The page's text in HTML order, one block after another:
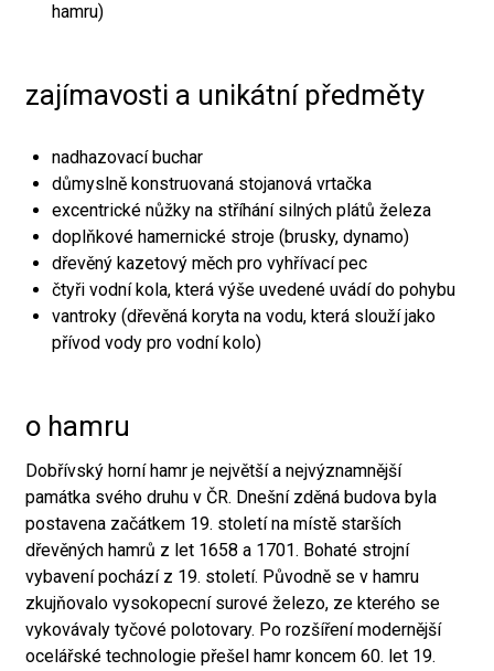
hamru)
zajímavosti a unikátní předměty
nadhazovací buchar
důmyslně konstruovaná stojanová vrtačka
excentrické nůžky na stříhání silných plátů železa
doplňkové hamernické stroje (brusky, dynamo)
dřevěný kazetový měch pro vyhřívací pec
čtyři vodní kola, která výše uvedené uvádí do pohybu
vantroky (dřevěná koryta na vodu, která slouží jako
přívod vody pro vodní kolo)
o hamru
Dobřívský horní hamr je největší a nejvýznamnější
památka svého druhu v ČR. Dnešní zděná budova byla
postavena začátkem 19. století na místě starších
dřevěných hamrů z let 1658 a 1701. Bohaté strojní
vybavení pochází z 19. století. Původně se v hamru
zkujňovalo vysokopecní surové železo, ze kterého se
vykovávaly tyčové polotovary. Po rozšíření modernější
ocelářské technologie přešel hamr koncem 60. let 19.